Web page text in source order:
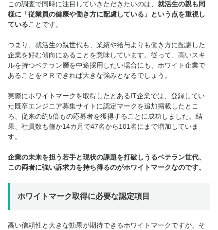
この調査で同時に注目していきただきたいのは、 就活生の親も同
様に「従業員の健康や働き方に配慮している」という点を重視し
ていることです。
つまり、就活生の親世代も、業績や給与よりも働き方に配慮した
企業を好む傾向にあることを意味しています。従って、高いスキ
ルを持つベテラン層を中途採用したい場合にも、ホワイト企業で
あることをＰＲできれば大きな強みとなるでしょう。
実際にホワイトマークを取得したとあるIT企業では、登録してい
た既卒エンジニア募集サイトに認定マークを追加掲載したとこ
ろ、従来の約5倍もの応募者を獲得することに成功しました。結
果、社員数も僅か14カ月で47名から101名にまで増加していま
す。
企業の未来を担う若手と現状の課題を打破しうるベテラン世代、
この両者に強い訴求力を持ち得るのがホワイトマークなのです。
ホワイトマーク取得に必要な認定項目
高い信頼性と大きな効果が期待できるホワイトマークですが、そ